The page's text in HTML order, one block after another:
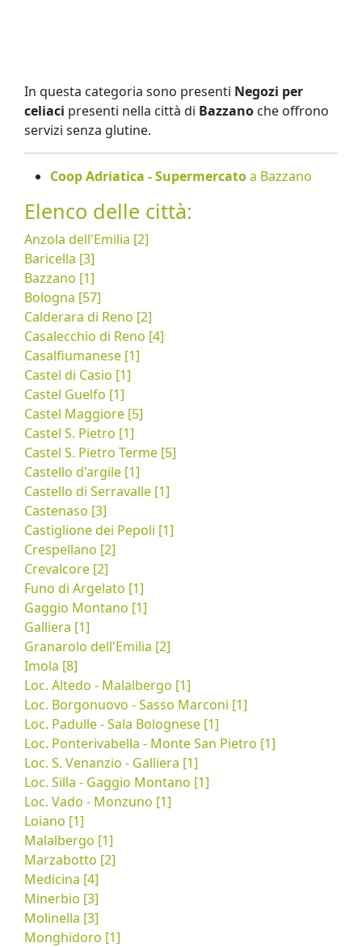
In questa categoria sono presenti Negozi per
celiaci presenti nella città di Bazzano che offrono
servizi senza glutine.
Coop Adriatica - Supermercatoa Bazzano
Elenco delle città:
Anzola dell'Emilia [2]
Baricella [3]
Bazzano [1]
Bologna [57]
Calderara di Reno [2]
Casalecchio di Reno [4]
Casalfiumanese [1]
Castel di Casio [1]
Castel Guelfo [1]
Castel Maggiore [5]
Castel S. Pietro [1]
Castel S. Pietro Terme [5]
Castello d'argile [1]
Castello di Serravalle [1]
Castenaso [3]
Castiglione dei Pepoli [1]
Crespellano [2]
Crevalcore [2]
Funo di Argelato [1]
Gaggio Montano [1]
Galliera [1]
Granarolo dell'Emilia [2]
Imola [8]
Loc. Altedo - Malalbergo [1]
Loc. Borgonuovo - Sasso Marconi [1]
Loc. Padulle - Sala Bolognese [1]
Loc. Ponterivabella - Monte San Pietro [1]
Loc. S. Venanzio - Galliera [1]
Loc. Silla - Gaggio Montano [1]
Loc. Vado - Monzuno [1]
Loiano [1]
Malalbergo [1]
Marzabotto [2]
Medicina [4]
Minerbio [3]
Molinella [3]
Monghidoro [1]